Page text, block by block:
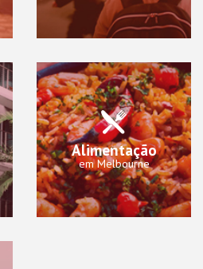
Alimentação
em Melbourne